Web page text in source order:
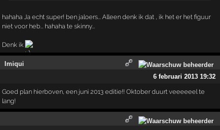
hahaha Ja echt super! ben jaloers... Alleen denk ik dat , ik het er het figuur
niet voor heb... hahaha te skinny...
Denk ik
Imiqui
6 februari 2013 19:32
Goed plan hierboven, een juni 2013 editie!! Oktober duurt veeeeeel te
lang!